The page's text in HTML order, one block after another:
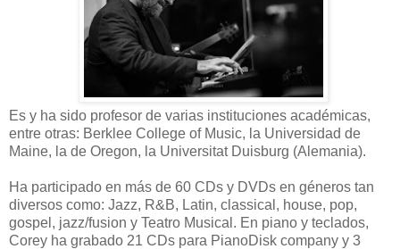
Es y ha sido profesor de varias instituciones académicas,
entre otras: Berklee College of Music, la Universidad de
Maine, la de Oregon, la Universitat Duisburg (Alemania).
Ha participado en más de 60 CDs y DVDs en géneros tan
diversos como: Jazz, R&B, Latin, classical, house, pop,
gospel, jazz/fusion y Teatro Musical. En piano y teclados,
Corey ha grabado 21 CDs para PianoDisk company y 3